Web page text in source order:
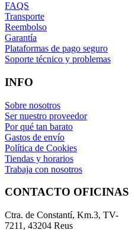
FAQS
Transporte
Reembolso
Garantía
Plataformas de pago seguro
Soporte técnico y problemas
INFO
Sobre nosotros
Ser nuestro proveedor
Por qué tan barato
Gastos de envío
Política de Cookies
Tiendas y horarios
Trabaja con nosotros
CONTACTO OFICINAS
Ctra. de Constantí, Km.3, TV-
7211, 43204 Reus